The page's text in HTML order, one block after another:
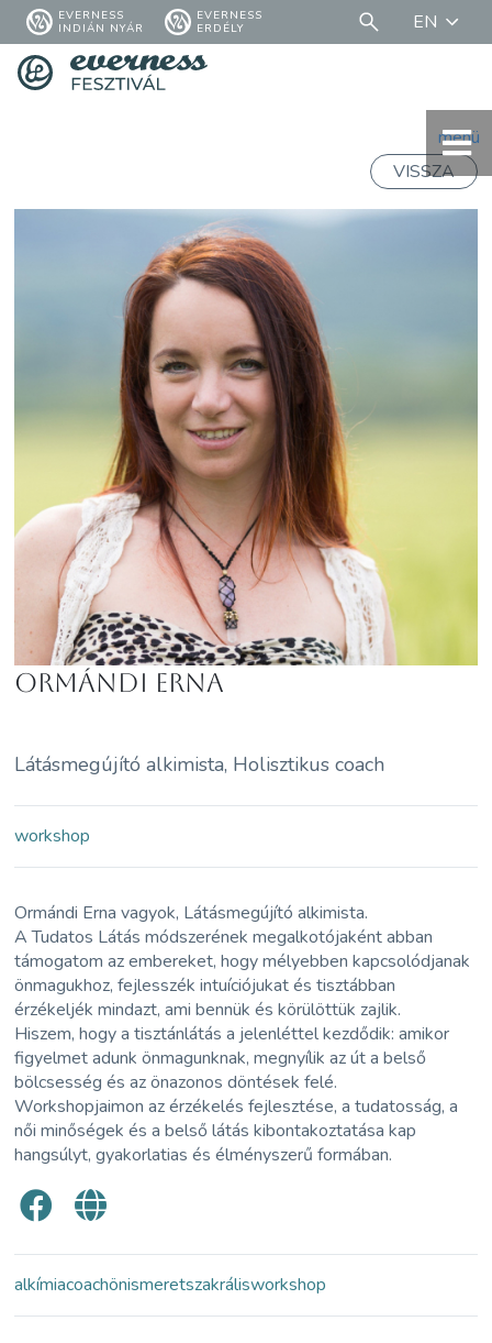
EVERNESS
INDIÁN NYÁR
EVERNESS
ERDÉLY
EN
menü
VISSZA
Ormándi Erna
Látásmegújító alkimista, Holisztikus coach
workshop
Ormándi Erna vagyok, Látásmegújító alkimista.
A Tudatos Látás módszerének megalkotójaként abban
támogatom az embereket, hogy mélyebben kapcsolódjanak
önmagukhoz, fejlesszék intuíciójukat és tisztábban
érzékeljék mindazt, ami bennük és körülöttük zajlik.
Hiszem, hogy a tisztánlátás a jelenléttel kezdődik: amikor
figyelmet adunk önmagunknak, megnyílik az út a belső
bölcsesség és az önazonos döntések felé.
Workshopjaimon az érzékelés fejlesztése, a tudatosság, a
női minőségek és a belső látás kibontakoztatása kap
hangsúlyt, gyakorlatias és élményszerű formában.
alkímiacoachönismeretszakrálisworkshop